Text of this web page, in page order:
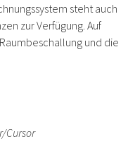
steht auch
zur Verfügung. Auf
und die
Cursor